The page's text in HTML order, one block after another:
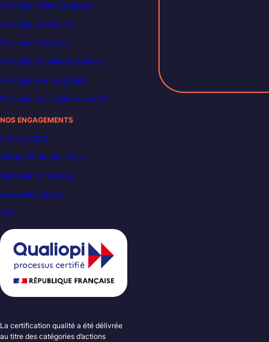
Formation Data Engineer
Formation Power BI
Formation DevOps
Formation Business Analyst
Formations en Big Data
Formations en Cybersécurité
NOS ENGAGEMENTS
France 2030
Carbon Reduction Plan
Règlement intérieur
Accueil handicap
VAE
La certification qualité a été délivrée
au titre des catégories d’actions